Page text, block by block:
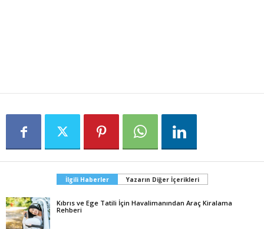
İlgili Haberler Yazarın Diğer İçerikleri
Kıbrıs ve Ege Tatili İçin Havalimanından Araç Kiralama
Rehberi